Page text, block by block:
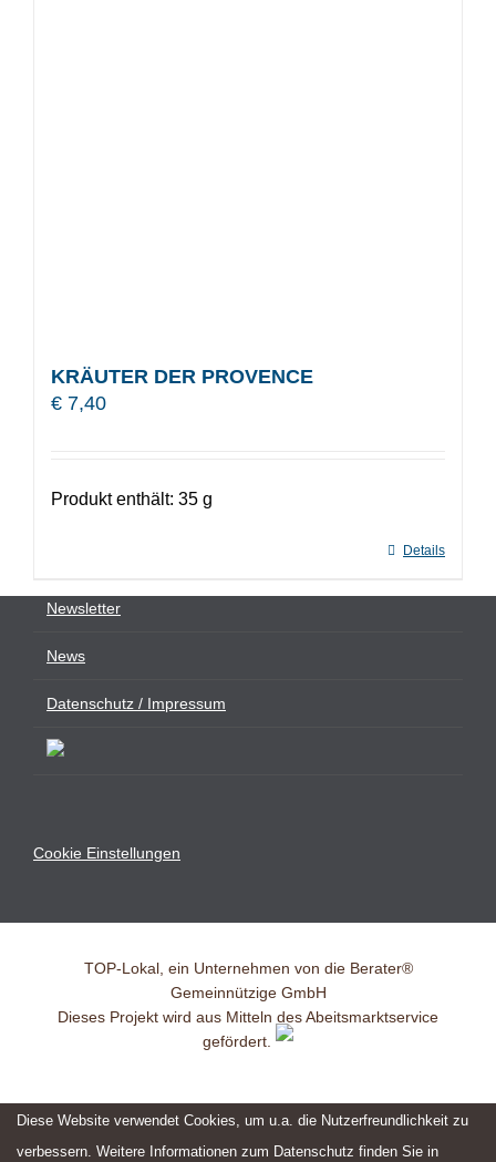
KRÄUTER DER PROVENCE
€ 7,40
Produkt enthält: 35 g
Details
Newsletter
News
Datenschutz / Impressum
Cookie Einstellungen
TOP-Lokal, ein Unternehmen von die Berater®
Gemeinnützige GmbH
Dieses Projekt wird aus Mitteln des Abeitsmarktservice
gefördert.
Diese Website verwendet Cookies, um u.a. die Nutzerfreundlichkeit zu
verbessern. Weitere Informationen zum Datenschutz finden Sie in